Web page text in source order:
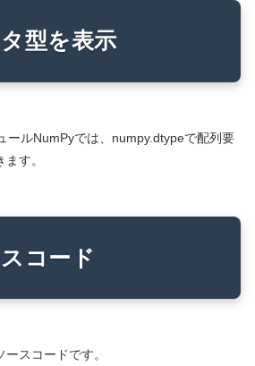
型を表示
ールNumPyでは、numpy.dtypeで配列要
す。
コード
スコードです。